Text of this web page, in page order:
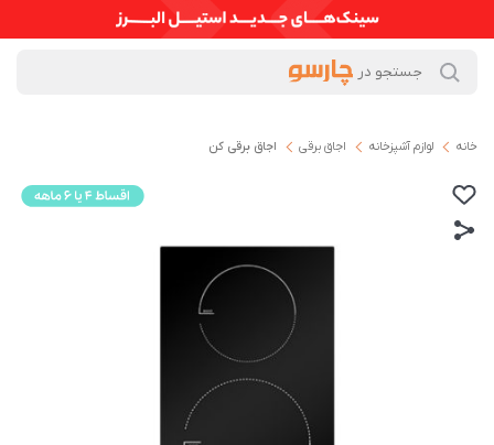
خانه لوازم آشپزخانه اجاق برقی اجاق برقی کن